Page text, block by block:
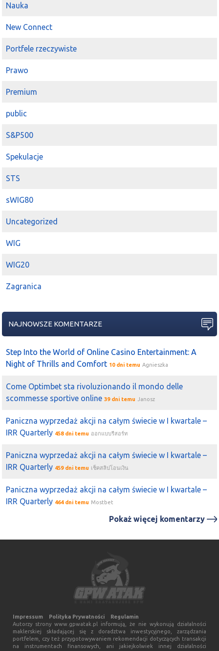
Nauka
New Connect
Portfele rzeczywiste
Prawo
Premium
public
S&P500
Spekulacje
STS
sWIG80
Uncategorized
WIG
WIG20
Zagranica
NAJNOWSZE KOMENTARZE
Step Into the World of Online Casino Entertainment: A
Night of Thrills and Comfort 10 dni temu Agnieszka
Come Optimbet sta rivoluzionando il mondo delle
scommesse sportive online 39 dni temu Janosz
Paniczna wyprzedaż akcji na całym świecie w I kwartale –
IRR Quarterly 458 dni temu ออกแบบรีสอร์ท
Paniczna wyprzedaż akcji na całym świecie w I kwartale –
IRR Quarterly 459 dni temu เช็คสลิปโอนเงิน
Paniczna wyprzedaż akcji na całym świecie w I kwartale –
IRR Quarterly 464 dni temu Mostbet
Pokaż więcej komentarzy
Impressum Polityka Prywatności
Regulamin
Autorzy strony www.gpwatak.pl informują, że nie wykonują działalności
maklerskiej składającej się z doradztwa inwestycyjnego, zarządzania
portfelem, czy też przygotowywaniem rekomendacji dotyczących transakcji
na instrumentach finansowych, ani jakiejkolwiek innej działalności